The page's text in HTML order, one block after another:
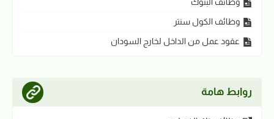
وظائف الكول سنتر
عقود عمل من الداخل لخارج السودان
روابط هامة